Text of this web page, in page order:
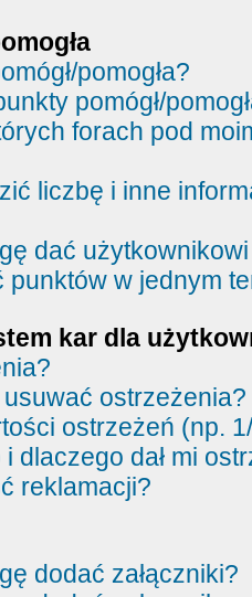
pomogła?
pomógł/
forach pod
liczbę i inne
dać użytkownikowi
punktów w jednym
kar dla
ostrzeżenia?
ostrzeżeń (np.
dlaczego dał mi
reklamacji?
dodać załączniki?